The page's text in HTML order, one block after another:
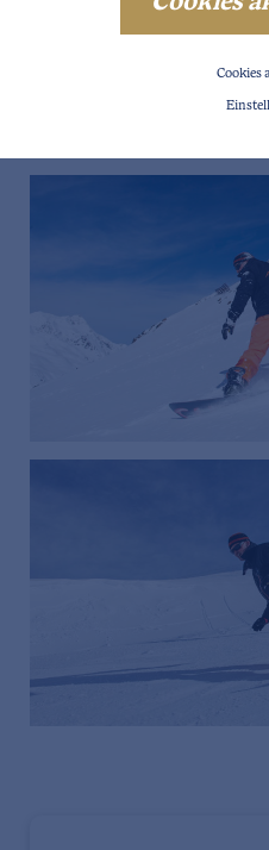
Cookies